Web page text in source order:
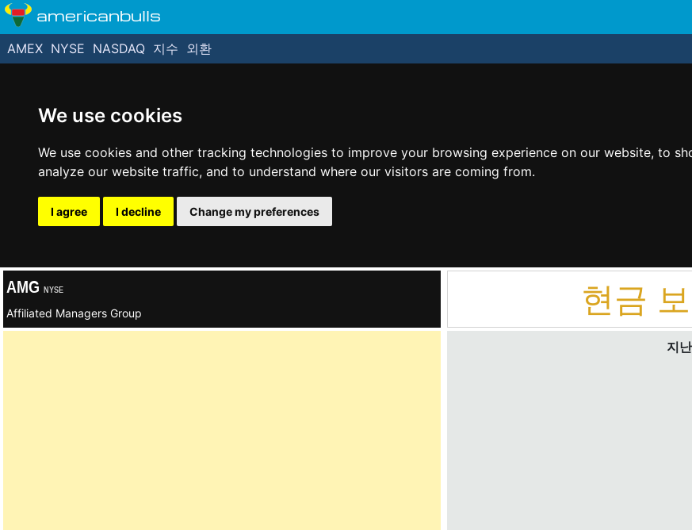
We use cookies
We use cookies and other tracking technologies to improve your browsing experience on our website, to
analyze our website traffic, and to understand where our visitors are coming from.
I agree I decline Change my preferences
americanbulls
AMEX NYSE NASDAQ 지수 외환
AMG NYSE
Affiliated Managers Group 현금
지